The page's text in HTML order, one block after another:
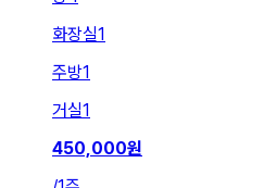
화장실1
주방1
거실1
450,000원